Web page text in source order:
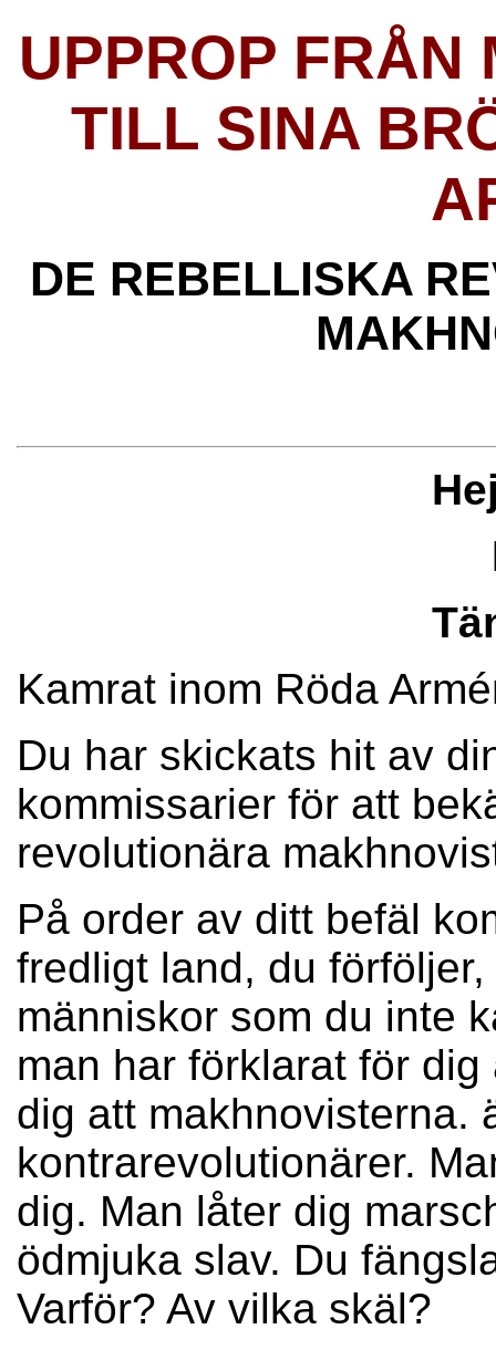
UPPROP FRÅN
TILL SINA
DE REBELLISKA
Kamrat inom Röda
Du har skickats hit av
kommissarier för att
revolutionära
På order av ditt befäl
fredligt land, du
människor som du inte
man har förklarat för
dig att makhnovisterna.
kontrarevolutionärer.
dig. Man låter dig
ödmjuka slav. Du
Varför? Av vilka skäl?